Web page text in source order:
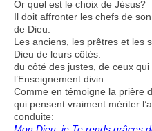
Or quel est le choix de Jésus?
Il doit affronter les chefs de
de Dieu.
Les anciens, les prêtres et les
Dieu de leurs côtés:
du côté des justes, de ceux
l’Enseignement divin.
Comme en témoigne la prière
qui pensent vraiment mériter
conduite: